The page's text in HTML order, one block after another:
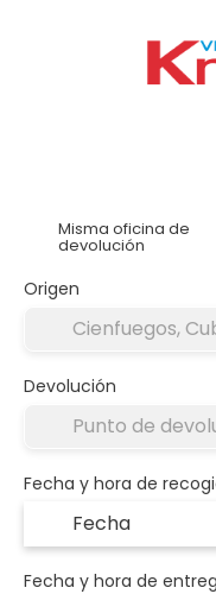
Misma oficina de
devolución
Origen
Devolución
Fecha y hora de
Fecha y hora de